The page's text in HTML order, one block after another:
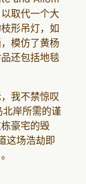
取代一个大
形吊灯，如
模仿了黄杨
还包括地毯
我不禁惊叹
岸所需的谨
豪宅的毁
这场浩劫即